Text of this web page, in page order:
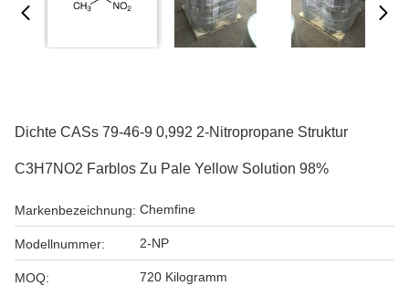
Dichte CASs 79-46-9 0,992 2-Nitropropane Struktur
C3H7NO2 Farblos Zu Pale Yellow Solution 98%
Markenbezeichnung: Chemfine
Modellnummer: 2-NP
MOQ: 720 Kilogramm